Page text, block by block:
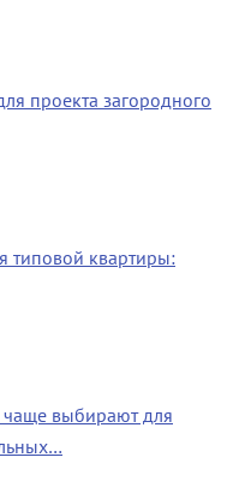
проекта загородного
типовой квартиры:
выбирают для